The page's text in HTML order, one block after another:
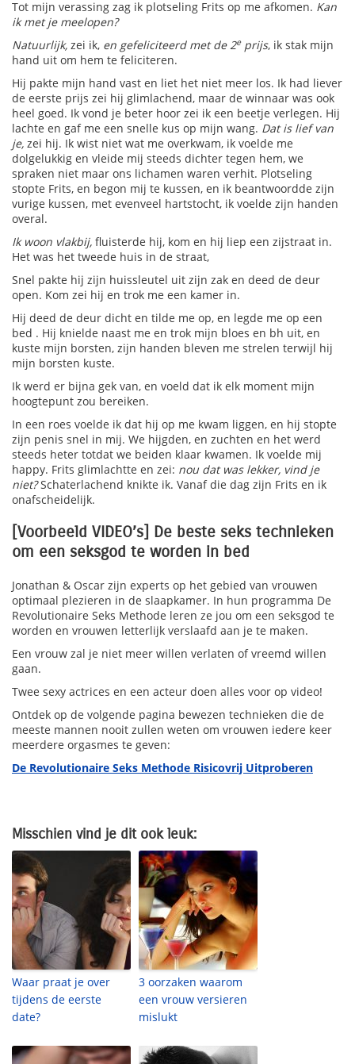
Tot mijn verassing zag ik plotseling Frits op me afkomen. Kan
ik met je meelopen?
Natuurlijk, zei ik, en gefeliciteerd met de 2eprijs, ik stak mijn
hand uit om hem te feliciteren.
Hij pakte mijn hand vast en liet het niet meer los. Ik had liever
de eerste prijs zei hij glimlachend, maar de winnaar was ook
heel goed. Ik vond je beter hoor zei ik een beetje verlegen. Hij
lachte en gaf me een snelle kus op mijn wang. Dat is lief van
je, zei hij. Ik wist niet wat me overkwam, ik voelde me
dolgelukkig en vleide mij steeds dichter tegen hem, we
spraken niet maar ons lichamen waren verhit. Plotseling
stopte Frits, en begon mij te kussen, en ik beantwoordde zijn
vurige kussen, met evenveel hartstocht, ik voelde zijn handen
overal.
Ik woon vlakbij, fluisterde hij, kom en hij liep een zijstraat in.
Het was het tweede huis in de straat,
Snel pakte hij zijn huissleutel uit zijn zak en deed de deur
open. Kom zei hij en trok me een kamer in.
Hij deed de deur dicht en tilde me op, en legde me op een
bed . Hij knielde naast me en trok mijn bloes en bh uit, en
kuste mijn borsten, zijn handen bleven me strelen terwijl hij
mijn borsten kuste.
Ik werd er bijna gek van, en voeld dat ik elk moment mijn
hoogtepunt zou bereiken.
In een roes voelde ik dat hij op me kwam liggen, en hij stopte
zijn penis snel in mij. We hijgden, en zuchten en het werd
steeds heter totdat we beiden klaar kwamen. Ik voelde mij
happy. Frits glimlachtte en zei: nou dat was lekker, vind je
niet?Schaterlachend knikte ik. Vanaf die dag zijn Frits en ik
onafscheidelijk.
[Voorbeeld VIDEO’s] De beste seks technieken
om een seksgod te worden in bed
Jonathan & Oscar zijn experts op het gebied van vrouwen
optimaal plezieren in de slaapkamer. In hun programma De
Revolutionaire Seks Methode leren ze jou om een seksgod te
worden en vrouwen letterlijk verslaafd aan je te maken.
Een vrouw zal je niet meer willen verlaten of vreemd willen
gaan.
Twee sexy actrices en een acteur doen alles voor op video!
Ontdek op de volgende pagina bewezen technieken die de
meeste mannen nooit zullen weten om vrouwen iedere keer
meerdere orgasmes te geven:
De Revolutionaire Seks Methode Risicovrij Uitproberen
Misschien vind je dit ook leuk:
Waar praat je over
tijdens de eerste
date?
3 oorzaken waarom
een vrouw versieren
mislukt